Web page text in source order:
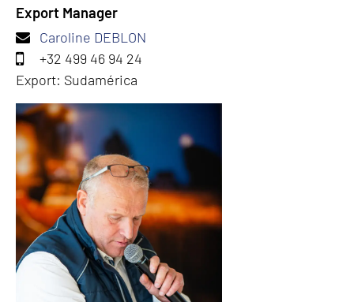
Export Manager
Caroline DEBLON
+32 499 46 94 24
Export: Sudamérica